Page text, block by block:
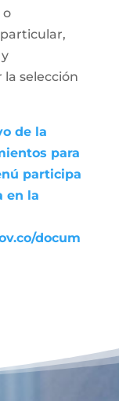
o
selección
de la
para
participa
en la
docum